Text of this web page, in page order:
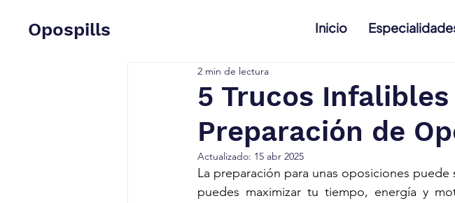
Opospills Inicio
5 Trucos
Preparación de
2 min de lectura
Actualizado: 15 abr 2025
La preparación para unas oposiciones
puedes maximizar tu tiempo, energía y